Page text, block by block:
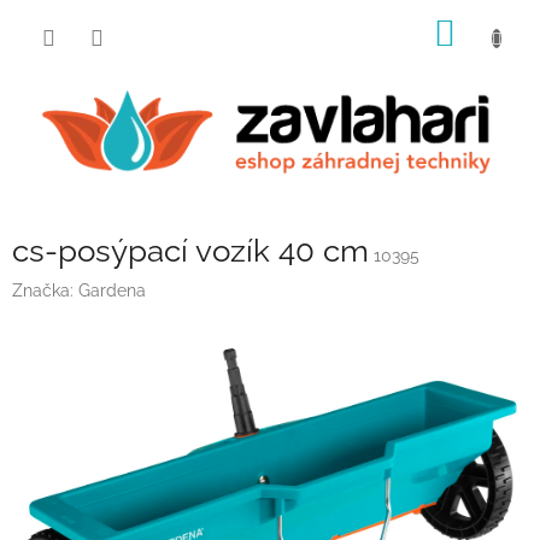
cs-posýpací vozík 40 cm 10395
Značka: Gardena